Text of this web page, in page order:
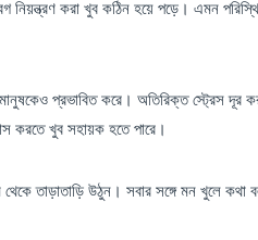
করা খুব কঠিন হয়ে পড়ে। এমন
প্রভাবিত করে। অতিরিক্ত স্ট্রেস দূর
করতে খুব সহায়ক হতে পারে।
থেকে তাড়াতাড়ি উঠুন। সবার সঙ্গে মন খুলে